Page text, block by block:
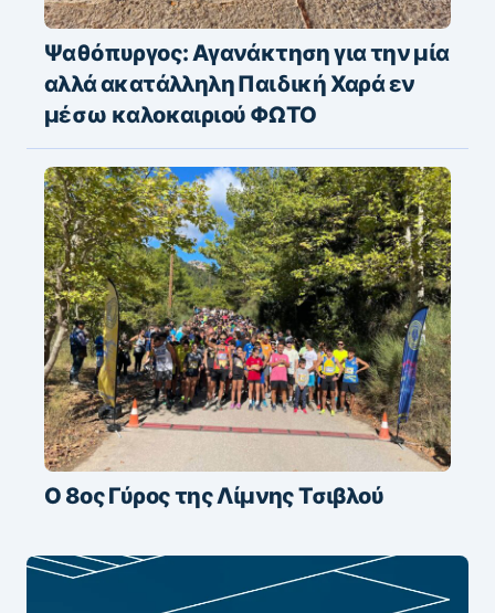
Ψαθόπυργος: Αγανάκτηση για την μία
αλλά ακατάλληλη Παιδική Χαρά εν
μέσω καλοκαιριού ΦΩΤΟ
Ο 8ος Γύρος της Λίμνης Τσιβλού